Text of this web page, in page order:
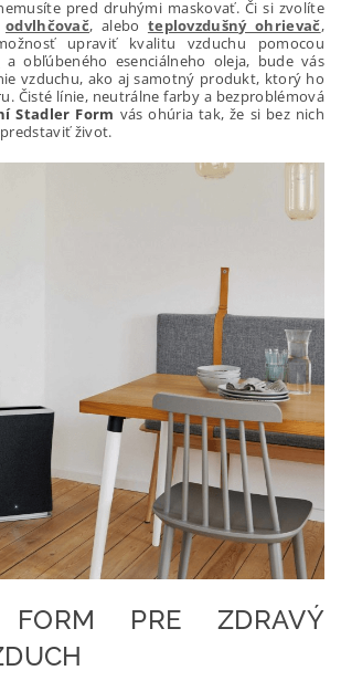
pred druhými maskovať. Či si zvolíte
odvlhčovač, alebo teplovzdušný ohrievač,
upraviť kvalitu vzduchu pomocou
a obľúbeného esenciálneho oleja, bude vás
vzduchu, ako aj samotný produkt, ktorý ho
Čisté línie, neutrálne farby a bezproblémová
Stadler Form vás ohúria tak, že si bez nich
život.
FORM PRE ZDRAVÝ